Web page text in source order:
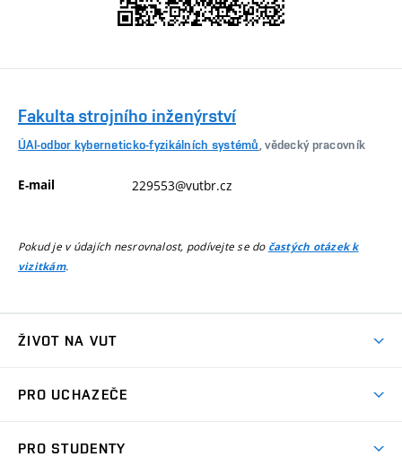
Fakulta strojního inženýrství
ÚAI-odbor kyberneticko-fyzikálních systémů, vědecký pracovník
E-mail 229553@vutbr.cz
Pokud je v údajích nesrovnalost, podívejte se do častých otázek k
vizitkám.
ŽIVOT NA VUT
Koleje
PRO UCHAZEČE
PRO STUDENTY